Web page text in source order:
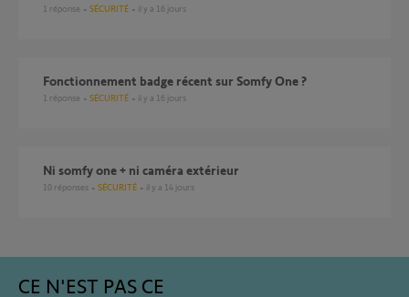
1 réponse SÉCURITÉ il y a 16 jours
Fonctionnement badge récent sur Somfy One ?
1 réponse SÉCURITÉ il y a 16 jours
Ni somfy one + ni caméra extérieur
10 réponses SÉCURITÉ il y a 14 jours
CE N'EST PAS CE